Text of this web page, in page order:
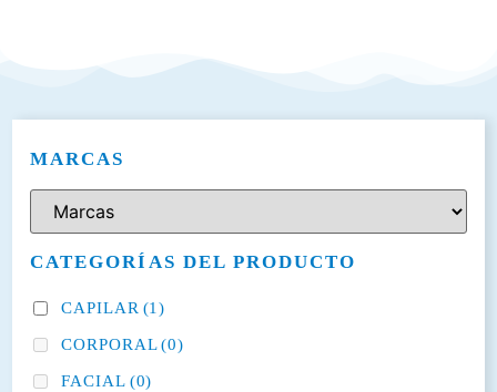
MARCAS
CATEGORÍAS DEL PRODUCTO
CAPILAR (1)
CORPORAL (0)
FACIAL (0)